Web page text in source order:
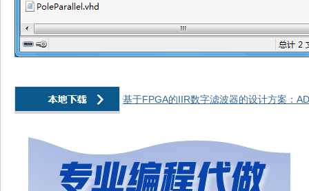
基于FPGA的IIR数字滤波器的设计方案：